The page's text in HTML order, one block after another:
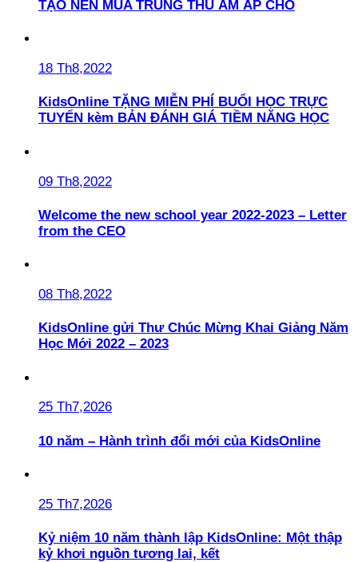
TẠO NÊN MÙA TRUNG THU ẤM ÁP CHO
18 Th8,2022
KidsOnline TẶNG MIỄN PHÍ BUỔI HỌC TRỰC
TUYẾN kèm BẢN ĐÁNH GIÁ TIỀM NĂNG HỌC
09 Th8,2022
Welcome the new school year 2022-2023 – Letter
from the CEO
08 Th8,2022
KidsOnline gửi Thư Chúc Mừng Khai Giảng Năm
Học Mới 2022 – 2023
25 Th7,2026
10 năm – Hành trình đổi mới của KidsOnline
25 Th7,2026
Kỷ niệm 10 năm thành lập KidsOnline: Một thập
kỷ khơi nguồn tương lai, kết